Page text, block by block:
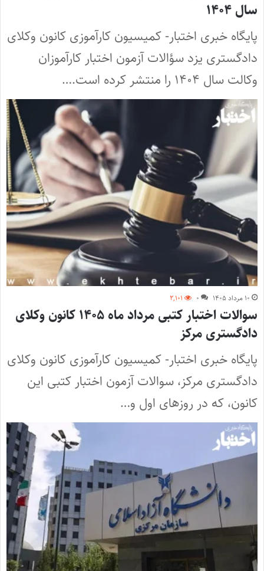
سال ۱۴۰۴
پایگاه خبری اختبار- کمیسیون کارآموزی کانون وکلای
دادگستری یزد سؤالات آزمون اختبار کارآموزان
وکالت سال ۱۴۰۴ را منتشر کرده است.…
۱۰ مرداد ۱۴۰۵ ۰ ۲,۱۰۱
سوالات اختبار کتبی مرداد ماه ۱۴۰۵ کانون وکلای
دادگستری مرکز
پایگاه خبری اختبار- کمیسیون کارآموزی کانون وکلای
دادگستری مرکز، سوالات آزمون اختبار کتبی این
کانون، که در روزهای اول و…